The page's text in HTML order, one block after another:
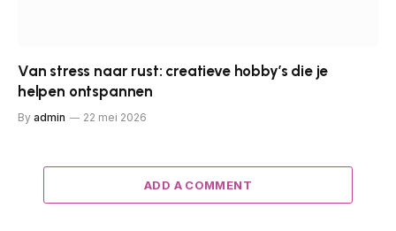
Van stress naar rust: creatieve hobby’s die je
helpen ontspannen
By admin 22 mei 2026
ADD A COMMENT